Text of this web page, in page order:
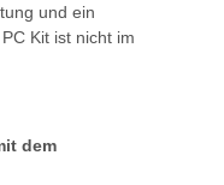
und ein
Kit ist nicht im
dem